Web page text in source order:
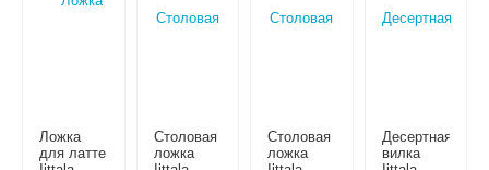
Ложка
для латте
Столовая
ложка
Столовая
ложка
Десертная
вилка